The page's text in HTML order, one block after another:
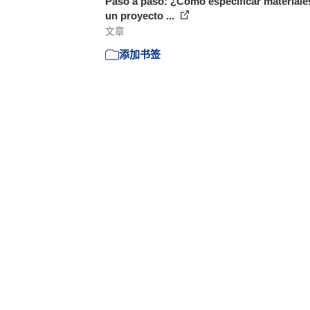
un proyecto ...
文章
添加书签